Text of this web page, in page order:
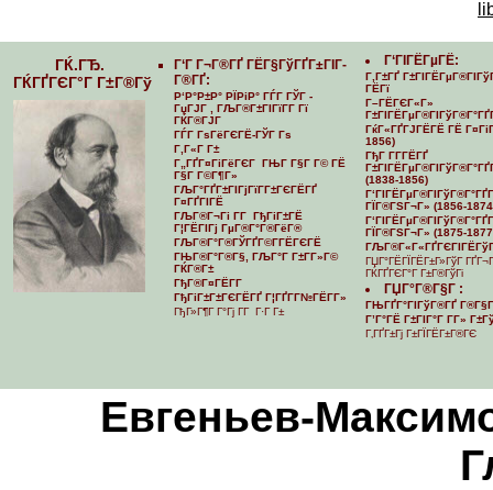
ГЌ.ГЂ.
ГЌГҐГЄГ°Г Г±Г®Гў
Г‘Г Г¬Г®ГҐ ГЁГ§ГўГҐГ±ГІГ­
Г®ГҐ:
Р‘Р°Р±Р° РЇРіР° ГЃГ ГЎГ -
ГџГЈГ , ГЉГ®Г±ГІГїГ­Г Гї
ГЌГ®ГЈГ
ГЃГ ГѕГёГЄГЁ-ГЎГ Гѕ
Г‚Г«Г Г±
Г„ГҐГ¤ГіГёГЄГ ГЊГ Г§Г Г© ГЁ
Г§Г Г©Г¶Г»
ГЉГ°ГҐГ±ГІГјГїГ­Г±ГЄГЁГҐ
Г¤ГҐГІГЁ
ГЉГ®Г¬Гі Г­Г ГђГіГ±ГЁ
Г¦ГЁГІГј ГµГ®Г°Г®ГёГ®
ГЉГ®Г°Г®ГЎГҐГ©Г­ГЁГЄГЁ
ГЊГ®Г°Г®Г§, ГЉГ°Г Г±Г­Г»Г©
ГЌГ®Г±
ГђГ®Г¤ГЁГ­Г
ГђГіГ±Г±ГЄГЁГҐ Г¦ГҐГ­Г№ГЁГ­Г»
ГђГ»Г¶Г Г°Гј Г­Г Г·Г Г±
Г‘ГІГЁГµГЁ:
Г‚Г±ГҐ
ГЁГї
Г–ГЁГЄГ«Г»
ГќГ«ГҐГЈГЁГЁ ГЁ
1856)
ГђГ Г­Г­ГЁГҐ
(1838-1856)
ГЇГ®ГЅГ¬Г» (1856-
ГЇГ®ГЅГ¬Г» (1875-
ГЏГ°ГЁГЇГЁГ±Г»ГўГ
ГЌГҐГЄГ°Г Г±Г®ГўГі
ГЏГ°Г®Г§Г :
ГЊГҐГ°ГІГўГ®ГҐ
Г’Г°ГЁ Г±ГІГ°Г Г­Г»
Г‚ГҐГ±Гј Г±ГЇГЁГ±Г®ГЄ
Евгеньев-